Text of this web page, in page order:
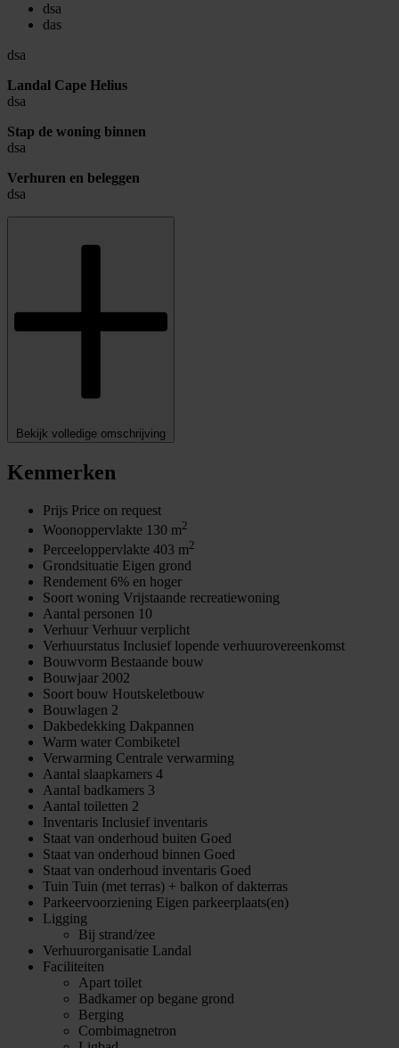
dsa
das
dsa
Landal Cape Helius
dsa
Stap de woning binnen
dsa
Verhuren en beleggen
dsa
Bekijk volledige omschrijving
Kenmerken
Prijs Price on request
Woonoppervlakte 130 m2
Perceeloppervlakte 403 m2
Grondsituatie Eigen grond
Rendement 6% en hoger
Soort woning Vrijstaande recreatiewoning
Aantal personen 10
Verhuur Verhuur verplicht
Verhuurstatus Inclusief lopende verhuurovereenkomst
Bouwvorm Bestaande bouw
Bouwjaar 2002
Soort bouw Houtskeletbouw
Bouwlagen 2
Dakbedekking Dakpannen
Warm water Combiketel
Verwarming Centrale verwarming
Aantal slaapkamers 4
Aantal badkamers 3
Aantal toiletten 2
Inventaris Inclusief inventaris
Staat van onderhoud buiten Goed
Staat van onderhoud binnen Goed
Staat van onderhoud inventaris Goed
Tuin Tuin (met terras) + balkon of dakterras
Parkeervoorziening Eigen parkeerplaats(en)
Ligging
Bij strand/zee
Verhuurorganisatie Landal
Faciliteiten
Apart toilet
Badkamer op begane grond
Berging
Combimagnetron